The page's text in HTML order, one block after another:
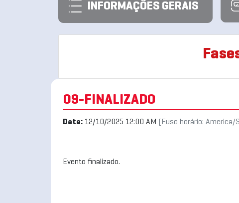
INFORMAÇÕES GERAIS
09-FINALIZADO
Data: 12/10/2025 12:00 AM [Fuso horário: America/
Evento finalizado.